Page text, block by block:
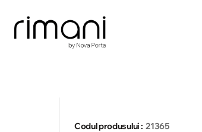
Codul produsului : 21365